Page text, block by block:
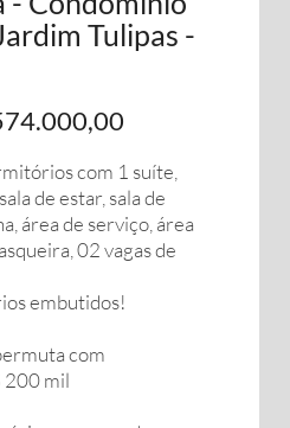
Tulipas -
com 1 suíte,
de estar, sala de
área de serviço, área
02 vagas de
embutidos!
com
200 mil